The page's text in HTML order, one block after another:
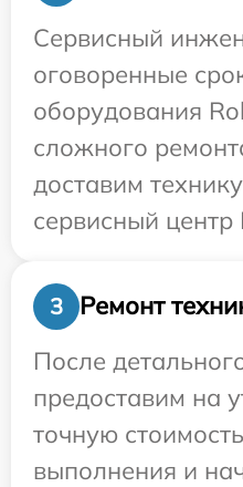
Сервисный
оговоренные
оборудования
сложного
доставим
сервисный центр
3
Ремонт
После
предоставим на
точную
выполнения и